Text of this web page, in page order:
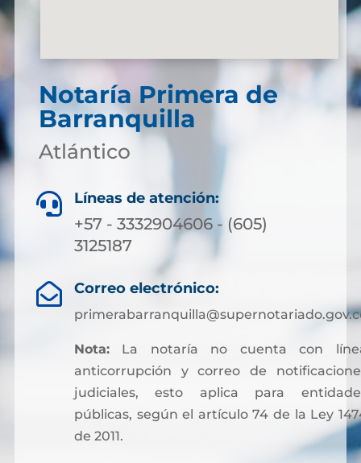
Notaría Primera de
Barranquilla
Atlántico
 Líneas de atención:
+57 - 3332904606 - (605)
3125187
 Correo electrónico:
Nota:La notaría no cuenta con
anticorrupción y correo de
judiciales, esto aplica para
públicas, según el artículo 74 de la Ley
de 2011.
Sin embargo, para facilitar otros trámites y